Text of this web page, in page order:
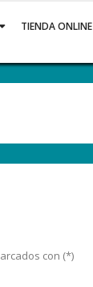
TIENDA ONLINE
con (*)